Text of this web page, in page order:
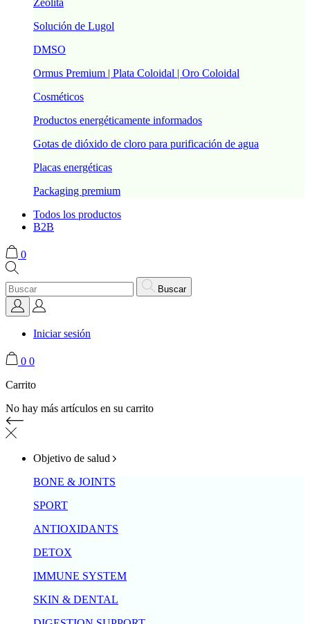
Solución de Lugol
DMSO
Ormus Premium | Plata Coloidal | Oro Coloidal
Cosméticos
Productos energéticamente informados
Gotas de dióxido de cloro para purificación de agua
Placas energéticas
Packaging premium
Todos los productos
B2B
0
Buscar
Iniciar sesión
0 0
Carrito
No hay más artículos en su carrito
Objetivo de salud
BONE & JOINTS
SPORT
ANTIOXIDANTS
DETOX
IMMUNE SYSTEM
SKIN & DENTAL